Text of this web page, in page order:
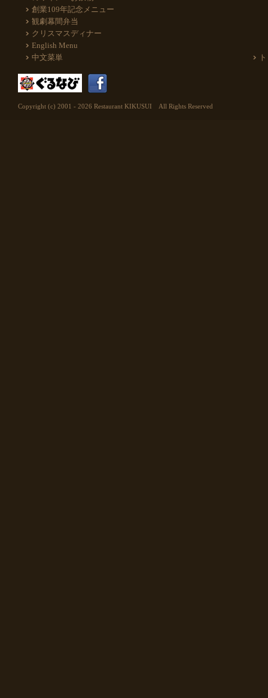
創業109年記念メニュー
観劇幕間弁当
クリスマスディナー
English Menu
中文菜単
Copyright (c) 2001 - 2026 Restaurant KIKUSUI All Rights Reserved